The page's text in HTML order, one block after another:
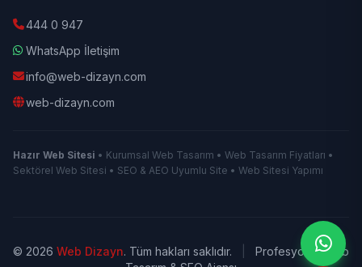
444 0 947
WhatsApp İletişim
info@web-dizayn.com
web-dizayn.com
Hazır Web Sitesi • Kurumsal Web Tasarım • Web Tasarım Fiyatları •
Sektörel Web Sitesi • SEO & AEO Uyumlu Site • Web Sitesi Yapımı
© 2026 Web Dizayn. Tüm hakları saklıdır.
Profesyonel Web